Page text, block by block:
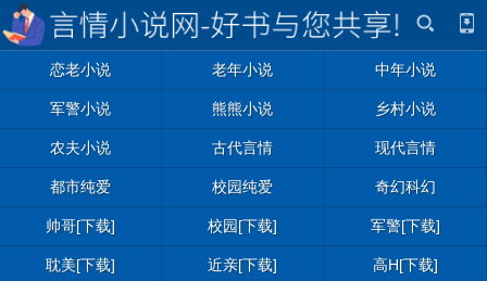
恋老小说 老年小说 中年小说
军警小说 熊熊小说 乡村小说
农夫小说 古代言情 现代言情
都市纯爱 校园纯爱 奇幻科幻
帅哥[下载] 校园[下载] 军警[下载]
耽美[下载] 近亲[下载] 高H[下载]